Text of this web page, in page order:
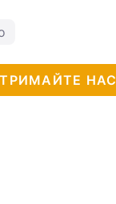
НАС